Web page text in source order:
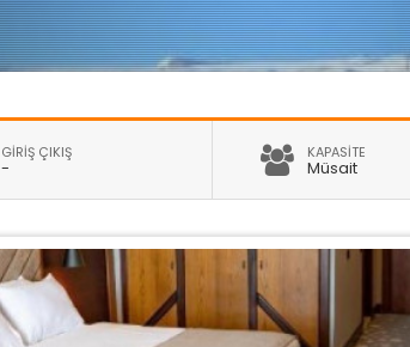
GİRİŞ ÇIKIŞ
-
KAPASİTE
Müsait